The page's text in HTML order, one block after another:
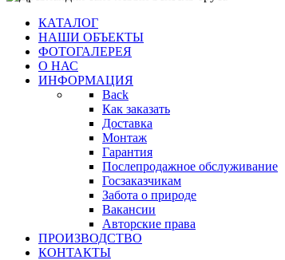
КАТАЛОГ
НАШИ ОБЪЕКТЫ
ФОТОГАЛЕРЕЯ
О НАС
ИНФОРМАЦИЯ
Back
Как заказать
Доставка
Монтаж
Гарантия
Послепродажное обслуживание
Госзаказчикам
Забота о природе
Вакансии
Авторские права
ПРОИЗВОДСТВО
КОНТАКТЫ